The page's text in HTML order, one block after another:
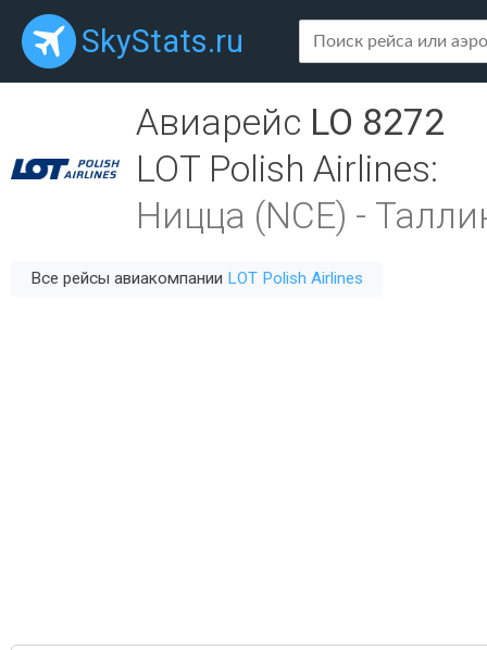
SkyStats.ru
Авиарейс LO 8272
LOT Polish Airlines:
Ницца (NCE) -
Все рейсы авиакомпании LOT Polish Airlines